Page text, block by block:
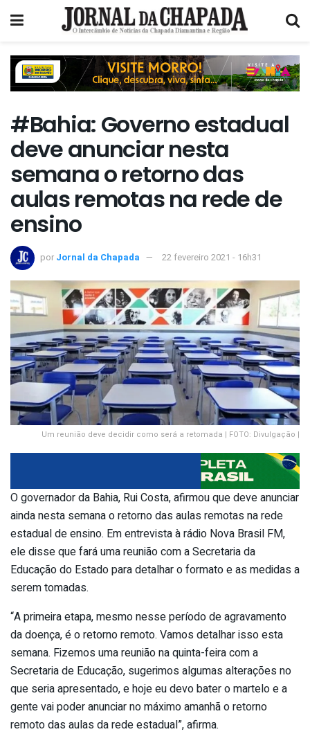
#Bahia: Governo estadual
deve anunciar nesta
semana o retorno das
aulas remotas na rede de
ensino
por Jornal da Chapada 22 fevereiro 2021 - 16h31
Um reunião deve decidir como será a retomada | FOTO: Divulgação |
O governador da Bahia, Rui Costa, afirmou que deve anunciar
ainda nesta semana o retorno das aulas remotas na rede
estadual de ensino. Em entrevista à rádio Nova Brasil FM,
ele disse que fará uma reunião com a Secretaria da
Educação do Estado para detalhar o formato e as medidas a
serem tomadas.
“A primeira etapa, mesmo nesse período de agravamento
da doença, é o retorno remoto. Vamos detalhar isso esta
semana. Fizemos uma reunião na quinta-feira com a
Secretaria de Educação, sugerimos algumas alterações no
que seria apresentado, e hoje eu devo bater o martelo e a
gente vai poder anunciar no máximo amanhã o retorno
remoto das aulas da rede estadual”, afirma.